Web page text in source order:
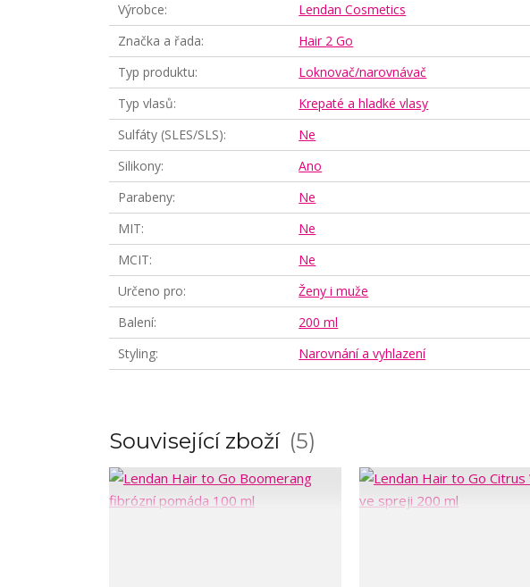
Výrobce
Lendan Cosmetics
Značka a řada
Hair 2 Go
Typ produktu
Loknovač/narovnávač
Typ vlasů
Krepaté a hladké vlasy
Sulfáty (SLES/SLS)
Ne
Silikony
Ano
Parabeny
Ne
MIT
Ne
MCIT
Ne
Určeno pro
Ženy i muže
Balení
200 ml
Styling
Narovnání a vyhlazení
Související zboží 5